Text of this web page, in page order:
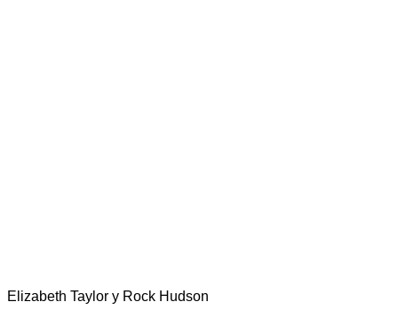
Elizabeth Taylor y Rock Hudson